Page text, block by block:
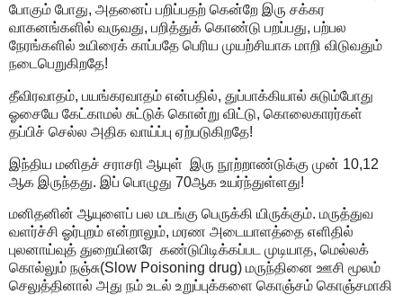
போகும் போது, அதனைப் பறிப்பதற் கென்றே இரு சக்கர
வாகனங்களில் வருவது, பறித்துக் கொண்டு பறப்பது, பற்பல
நேரங்களில் உயிரைக் காப்பதே பெரிய முயற்சியாக மாறி விடுவதும்
நடைபெறுகிறதே!
தீவிரவாதம், பயங்கரவாதம் என்பதில், துப்பாக்கியால் சுடும்போது
ஓசையே கேட்காமல் சுட்டுக் கொன்று விட்டு, கொலைகாரர்கள்
தப்பிச் செல்ல அதிக வாய்ப்பு ஏற்படுகிறதே!
இந்திய மனிதச் சராசரி ஆயுள் இரு நூற்றாண்டுக்கு முன் 10,12
ஆக இருந்தது. இப் பொழுது 70ஆக உயர்ந்துள்ளது!
மனிதனின் ஆயுளைப் பல மடங்கு பெருக்கி யிருக்கும். மருத்துவ
வளர்ச்சி ஓர்புறம் என்றாலும், மரண அடையாளத்தை எளிதில்
புலனாய்வுத் துறையினரே கண்டுபிடிக்கப்பட முடியாத, மெல்லக்
கொல்லும் நஞ்சு(Slow Poisoning drug) மருந்தினை ஊசி மூலம்
செலுத்தினால் அது நம் உடல் உறுப்புக்களை கொஞ்சம் கொஞ்சமாகி